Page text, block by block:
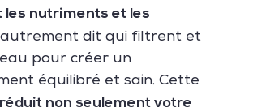
nutriments et les
autrement dit qui filtrent et
pour créer un
équilibré et sain. Cette
réduit non seulement votre